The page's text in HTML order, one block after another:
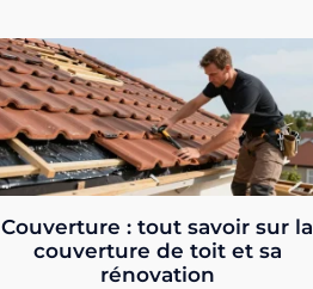
Couverture : tout savoir sur la
couverture de toit et sa
rénovation